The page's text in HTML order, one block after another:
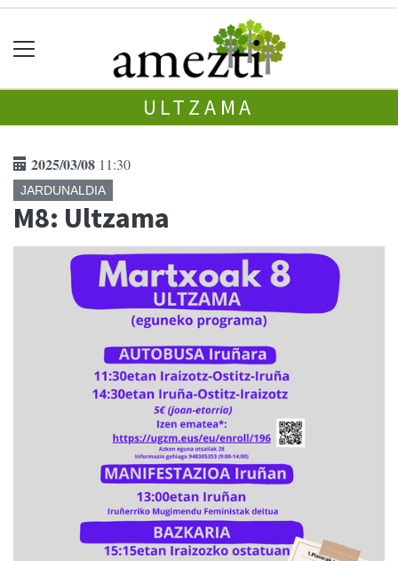
ULTZAMA
2025/03/08 11:30
JARDUNALDIA
M8: Ultzama